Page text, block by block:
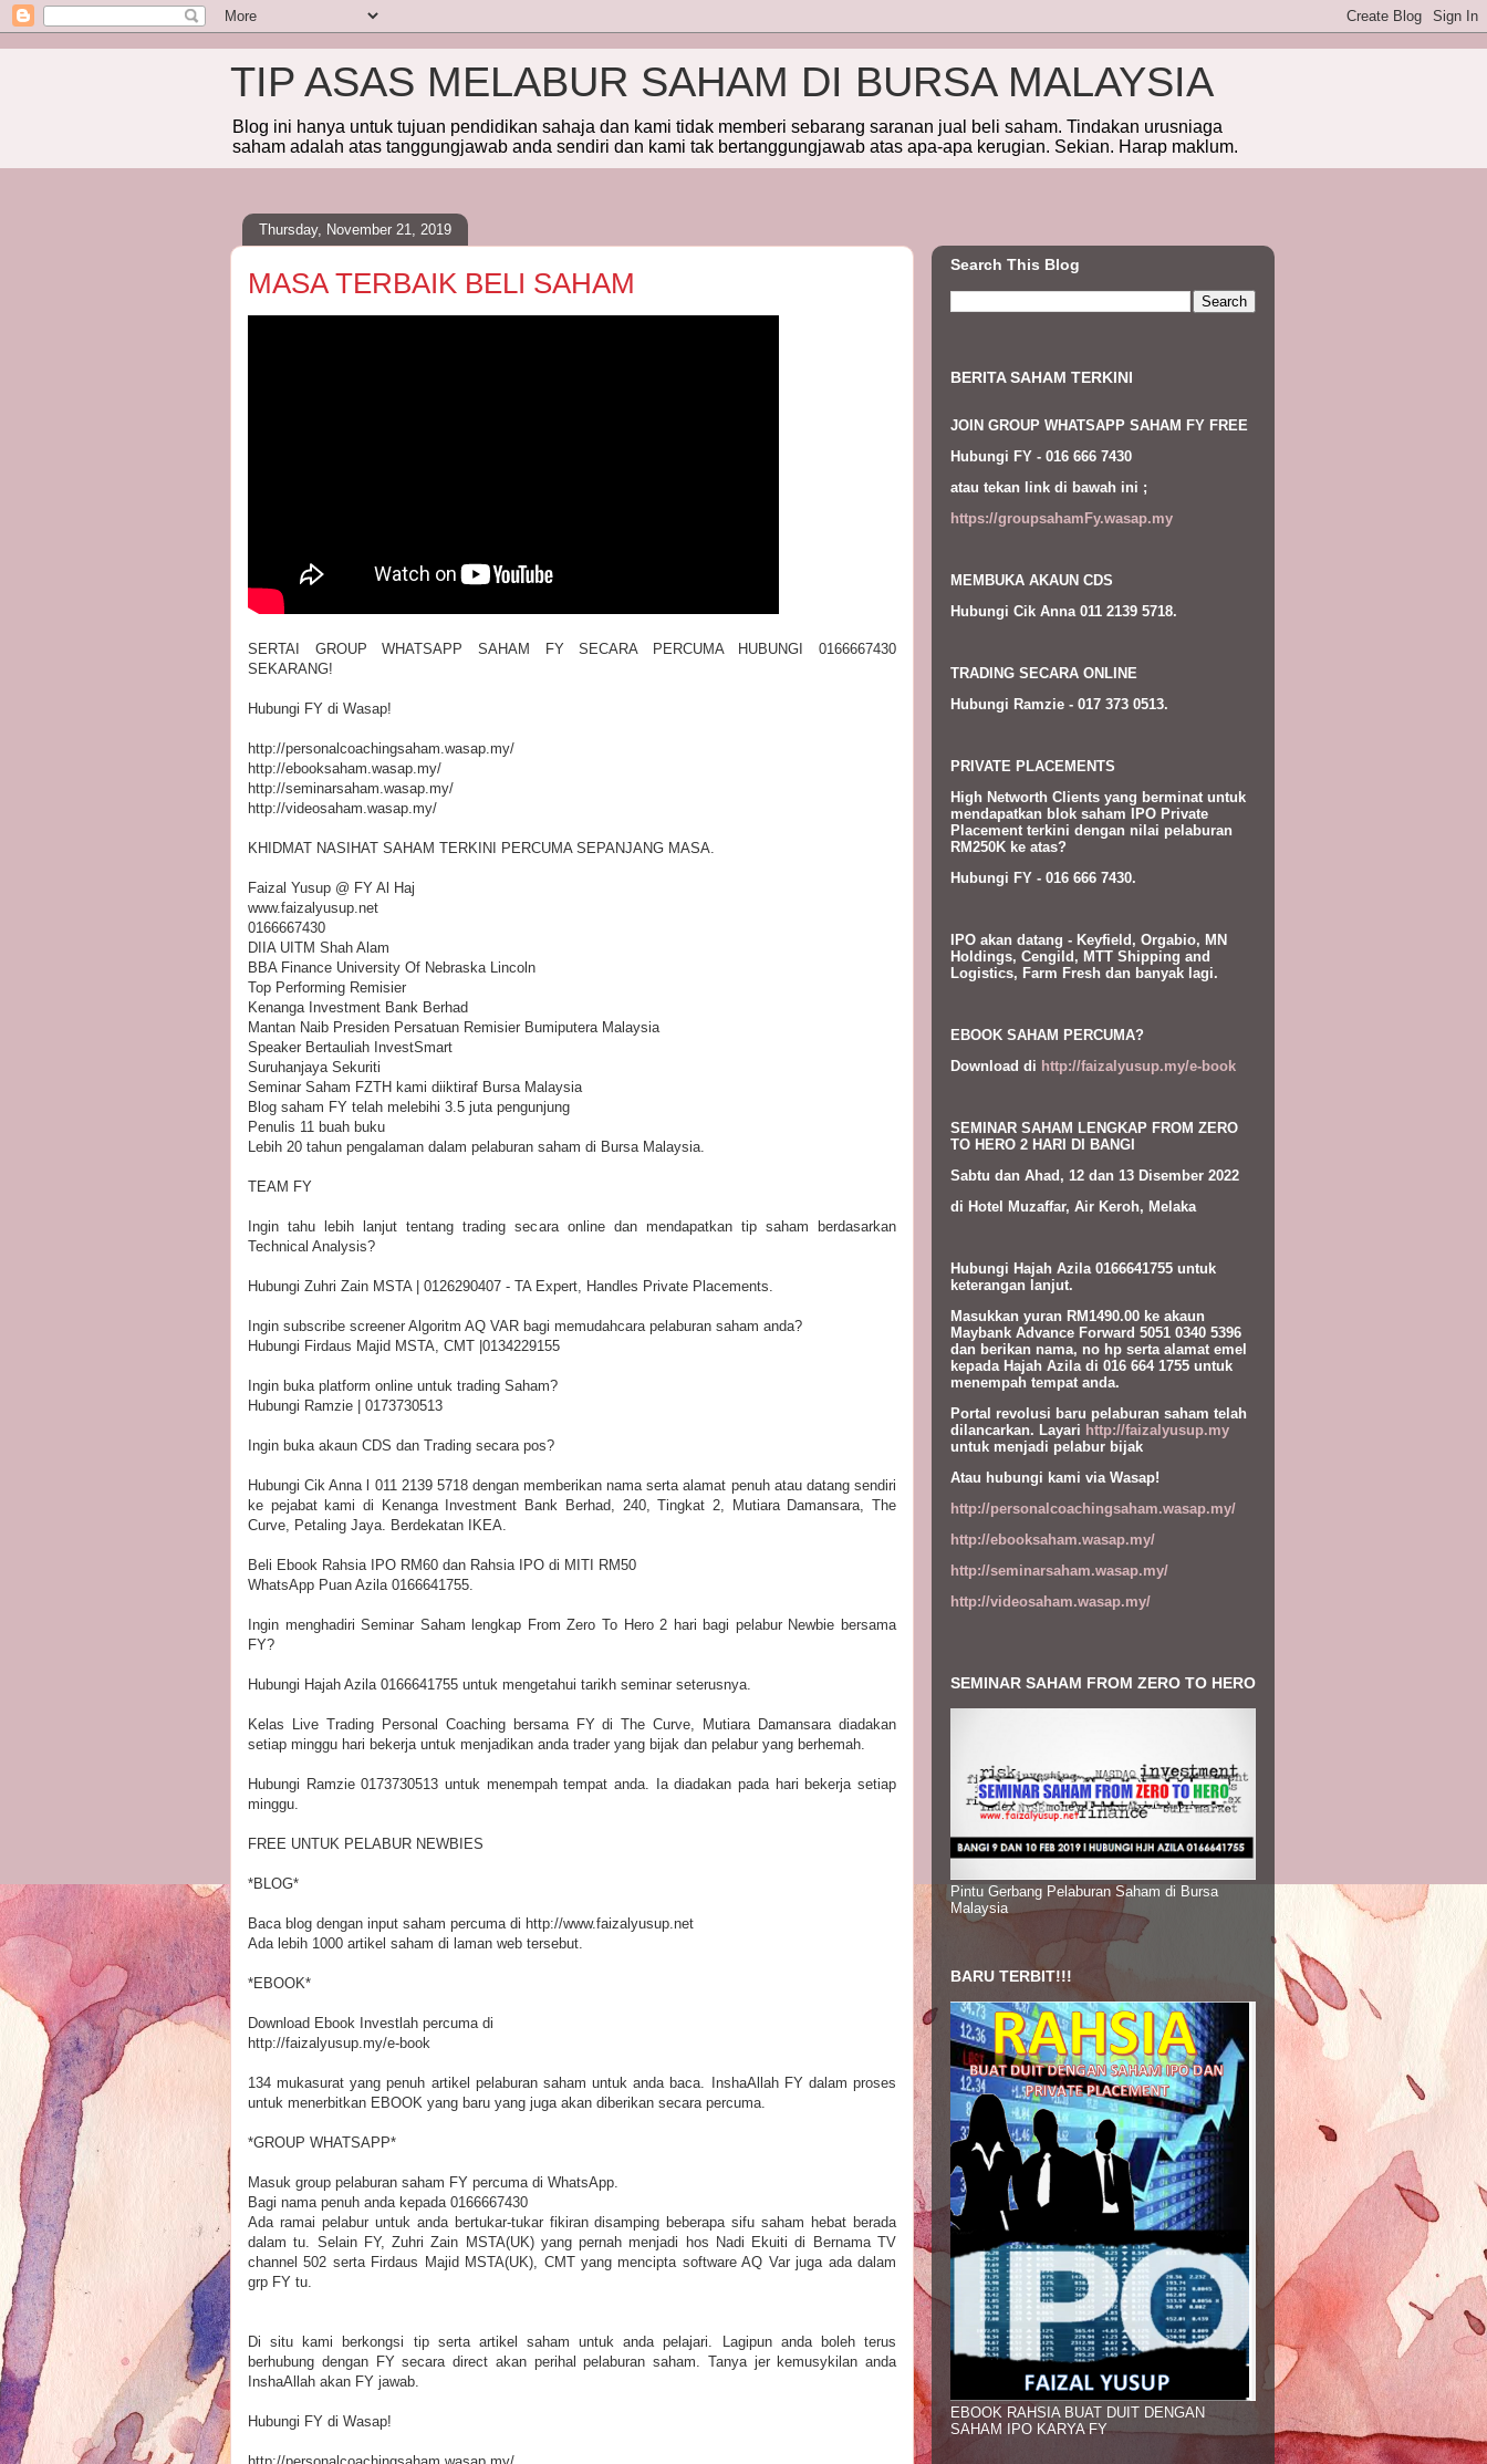
TIP ASAS MELABUR SAHAM DI BURSA MALAYSIA
Blog ini hanya untuk tujuan pendidikan sahaja dan kami tidak memberi sebarang saranan jual beli saham. Tindakan urusniaga
saham adalah atas tanggungjawab anda sendiri dan kami tak bertanggungjawab atas apa-apa kerugian. Sekian. Harap maklum.
Thursday, November 21, 2019
MASA TERBAIK BELI SAHAM
SERTAI GROUP WHATSAPP SAHAM FY SECARA PERCUMA HUBUNGI 0166667430
SEKARANG!
Hubungi FY di Wasap!
http://personalcoachingsaham.wasap.my/
http://ebooksaham.wasap.my/
http://seminarsaham.wasap.my/
http://videosaham.wasap.my/
KHIDMAT NASIHAT SAHAM TERKINI PERCUMA SEPANJANG MASA.
Faizal Yusup @ FY Al Haj
www.faizalyusup.net
0166667430
DIIA UITM Shah Alam
BBA Finance University Of Nebraska Lincoln
Top Performing Remisier
Kenanga Investment Bank Berhad
Mantan Naib Presiden Persatuan Remisier Bumiputera Malaysia
Speaker Bertauliah InvestSmart
Suruhanjaya Sekuriti
Seminar Saham FZTH kami diiktiraf Bursa Malaysia
Blog saham FY telah melebihi 3.5 juta pengunjung
Penulis 11 buah buku
Lebih 20 tahun pengalaman dalam pelaburan saham di Bursa Malaysia.
TEAM FY
Ingin tahu lebih lanjut tentang trading secara online dan mendapatkan tip saham berdasarkan
Technical Analysis?
Hubungi Zuhri Zain MSTA | 0126290407 - TA Expert, Handles Private Placements.
Ingin subscribe screener Algoritm AQ VAR bagi memudahcara pelaburan saham anda?
Hubungi Firdaus Majid MSTA, CMT |0134229155
Ingin buka platform online untuk trading Saham?
Hubungi Ramzie | 0173730513
Ingin buka akaun CDS dan Trading secara pos?
Hubungi Cik Anna l 011 2139 5718 dengan memberikan nama serta alamat penuh atau datang sendiri
ke pejabat kami di Kenanga Investment Bank Berhad, 240, Tingkat 2, Mutiara Damansara, The
Curve, Petaling Jaya. Berdekatan IKEA.
Beli Ebook Rahsia IPO RM60 dan Rahsia IPO di MITI RM50
WhatsApp Puan Azila 0166641755.
Ingin menghadiri Seminar Saham lengkap From Zero To Hero 2 hari bagi pelabur Newbie bersama
FY?
Hubungi Hajah Azila 0166641755 untuk mengetahui tarikh seminar seterusnya.
Kelas Live Trading Personal Coaching bersama FY di The Curve, Mutiara Damansara diadakan
setiap minggu hari bekerja untuk menjadikan anda trader yang bijak dan pelabur yang berhemah.
Hubungi Ramzie 0173730513 untuk menempah tempat anda. Ia diadakan pada hari bekerja setiap
minggu.
FREE UNTUK PELABUR NEWBIES
*BLOG*
Baca blog dengan input saham percuma di http://www.faizalyusup.net
Ada lebih 1000 artikel saham di laman web tersebut.
*EBOOK*
Download Ebook Investlah percuma di
http://faizalyusup.my/e-book
134 mukasurat yang penuh artikel pelaburan saham untuk anda baca. InshaAllah FY dalam proses
untuk menerbitkan EBOOK yang baru yang juga akan diberikan secara percuma.
*GROUP WHATSAPP*
Masuk group pelaburan saham FY percuma di WhatsApp.
Bagi nama penuh anda kepada 0166667430
Ada ramai pelabur untuk anda bertukar-tukar fikiran disamping beberapa sifu saham hebat berada
dalam tu. Selain FY, Zuhri Zain MSTA(UK) yang pernah menjadi hos Nadi Ekuiti di Bernama TV
channel 502 serta Firdaus Majid MSTA(UK), CMT yang mencipta software AQ Var juga ada dalam
grp FY tu.
Di situ kami berkongsi tip serta artikel saham untuk anda pelajari. Lagipun anda boleh terus
berhubung dengan FY secara direct akan perihal pelaburan saham. Tanya jer kemusykilan anda
InshaAllah akan FY jawab.
Hubungi FY di Wasap!
Search This Blog
BERITA SAHAM TERKINI
JOIN GROUP WHATSAPP SAHAM FY FREE
Hubungi FY - 016 666 7430
atau tekan link di bawah ini ;
https://groupsahamFy.wasap.my
MEMBUKA AKAUN CDS
Hubungi Cik Anna 011 2139 5718.
TRADING SECARA ONLINE
Hubungi Ramzie - 017 373 0513.
PRIVATE PLACEMENTS
High Networth Clients yang berminat untuk
mendapatkan blok saham IPO Private
Placement terkini dengan nilai pelaburan
RM250K ke atas?
Hubungi FY - 016 666 7430.
IPO akan datang - Keyfield, Orgabio, MN
Holdings, Cengild, MTT Shipping and
Logistics, Farm Fresh dan banyak lagi.
EBOOK SAHAM PERCUMA?
Download di http://faizalyusup.my/e-book
SEMINAR SAHAM LENGKAP FROM ZERO
TO HERO 2 HARI DI BANGI
Sabtu dan Ahad, 12 dan 13 Disember 2022
di Hotel Muzaffar, Air Keroh, Melaka
Hubungi Hajah Azila 0166641755 untuk
keterangan lanjut.
Masukkan yuran RM1490.00 ke akaun
Maybank Advance Forward 5051 0340 5396
dan berikan nama, no hp serta alamat emel
kepada Hajah Azila di 016 664 1755 untuk
menempah tempat anda.
Portal revolusi baru pelaburan saham telah
dilancarkan. Layari http://faizalyusup.my
untuk menjadi pelabur bijak
Atau hubungi kami via Wasap!
http://personalcoachingsaham.wasap.my/
http://ebooksaham.wasap.my/
http://seminarsaham.wasap.my/
http://videosaham.wasap.my/
SEMINAR SAHAM FROM ZERO TO HERO
Pintu Gerbang Pelaburan Saham di Bursa
Malaysia
BARU TERBIT!!!
EBOOK RAHSIA BUAT DUIT DENGAN
SAHAM IPO KARYA FY